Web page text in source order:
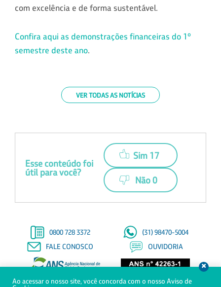
com excelência e de forma sustentável.
Confira aqui as demonstrações financeiras do 1º
semestre deste ano.
VER TODAS AS NOTÍCIAS
Esse conteúdo foi
útil para você?
Sim 17
Não 0
0800 728 3372
(31) 98470-5004
FALE CONOSCO
OUVIDORIA
Ao acessar o nosso site, você concorda com o nosso Aviso de